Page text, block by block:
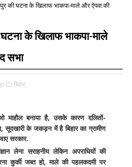
की घटना के खिलाफ भाकपा-माले और ऐपवा की
के खिलाफ भाकपा-माले
सभा
बिहार,
माहौल बनाया है, उसके कारण दलितों-
सूदखारी के जकड़न में है बिहार का ग्रामीण
सरकार.
लेना सराहनीय लेकिन अपराधियों की
कुर्की जब्त हो, माले की पहलकदमी पर